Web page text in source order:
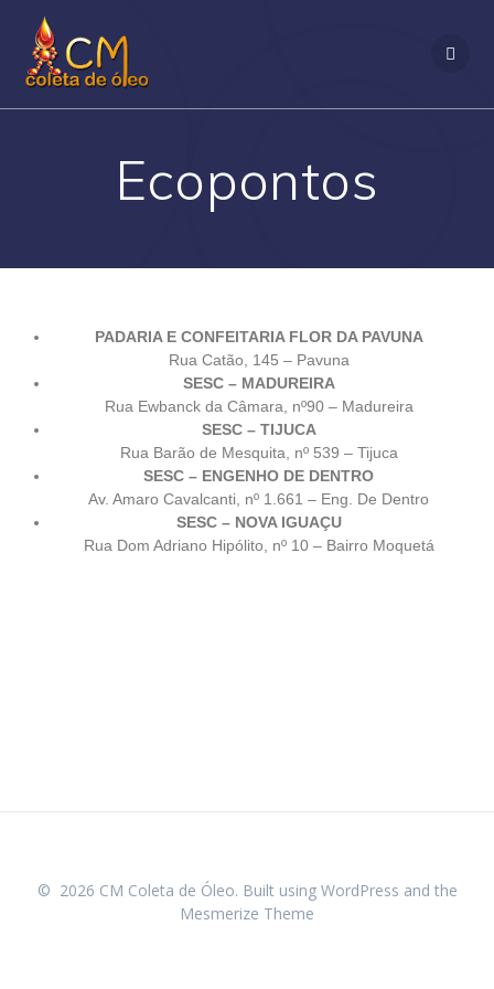
Ecopontos
PADARIA E CONFEITARIA FLOR DA PAVUNA
Rua Catão, 145 – Pavuna
SESC – MADUREIRA
Rua Ewbanck da Câmara, nº90 – Madureira
SESC – TIJUCA
Rua Barão de Mesquita, nº 539 – Tijuca
SESC – ENGENHO DE DENTRO
Av. Amaro Cavalcanti, nº 1.661 – Eng. De Dentro
SESC – NOVA IGUAÇU
Rua Dom Adriano Hipólito, nº 10 – Bairro Moquetá
© 2026 CM Coleta de Óleo. Built using WordPress and the
Mesmerize Theme